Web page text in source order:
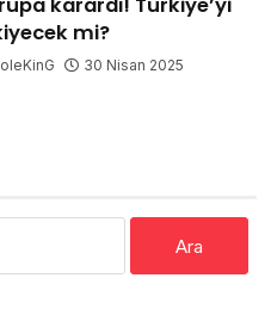
mi?
30 Nisan 2025